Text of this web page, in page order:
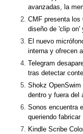
avanzadas, la
CMF presenta los
diseño de 'clip on'
El nuevo
interna y ofrecen
Telegram
tras detectar
Shokz OpenSwim
dentro y fuera del
Sonos encuentra
queriendo fabricar
Kindle Scribe